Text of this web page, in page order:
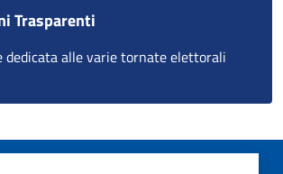
Trasparenti
dedicata alle varie tornate elettorali